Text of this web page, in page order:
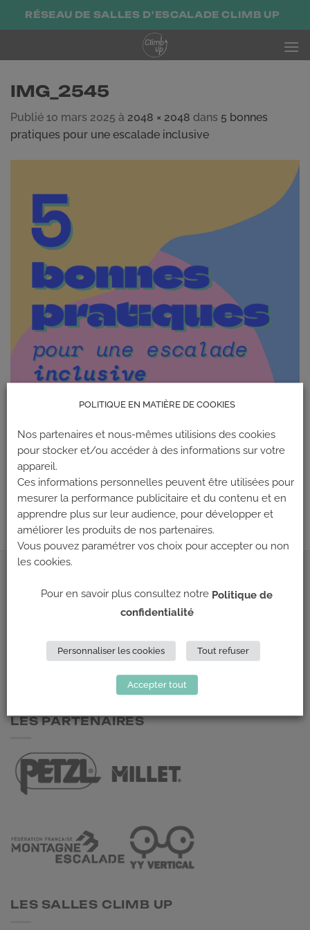
PasserRÉSEAU DE SALLES D'ESCALADE CLIMB UP
IMG_2545
Publié 10 mars 2025 à 2048 × 2048 dans 5 bonnes
pratiques pour une escalade inclusive
Les commentaires et les rétroliens sont actuellement fermés.
Suivant→
Climb Up (Siège social)
69 007 LYON
LES PARTENAIRES
LES SALLES CLIMB UP
POLITIQUE EN MATIÈRE DE COOKIES
Nos partenaires et nous-mêmes utilisions des cookies
pour stocker et/ou accéder à des informations sur votre
appareil.
Ces informations personnelles peuvent être utilisées pour
mesurer la performance publicitaire et du contenu et en
apprendre plus sur leur audience, pour développer et
améliorer les produits de nos partenaires.
Vous pouvez paramétrer vos choix pour accepter ou non
les cookies.
Pour en savoir plus consultez notre Politique de
confidentialité
Personnaliser les cookies Tout refuser
Accepter tout